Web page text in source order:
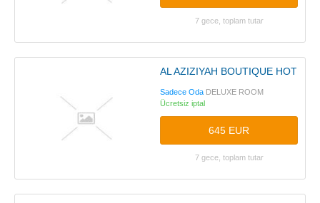
7 gece, toplam tutar
AL AZIZIYAH BOUTIQUE HOTEL
Sadece Oda DELUXE ROOM
Ücretsiz iptal
645 EUR
7 gece, toplam tutar